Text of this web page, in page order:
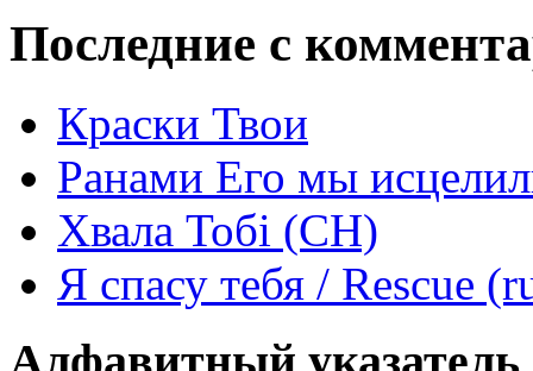
Последние с
Краски Твои
Ранами Его мы
Хвала Тобі (СН)
Я спасу тебя / Rescue